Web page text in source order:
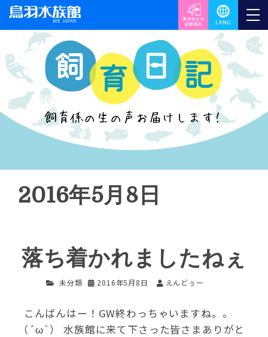
2016年5月8日
落ち着かれましたねぇ
未分類 2016年5月8日 えんどぅー
こんばんはー！GW終わっちゃいますね。。
（´ω`） 水族館に来て下さった皆さまありがと